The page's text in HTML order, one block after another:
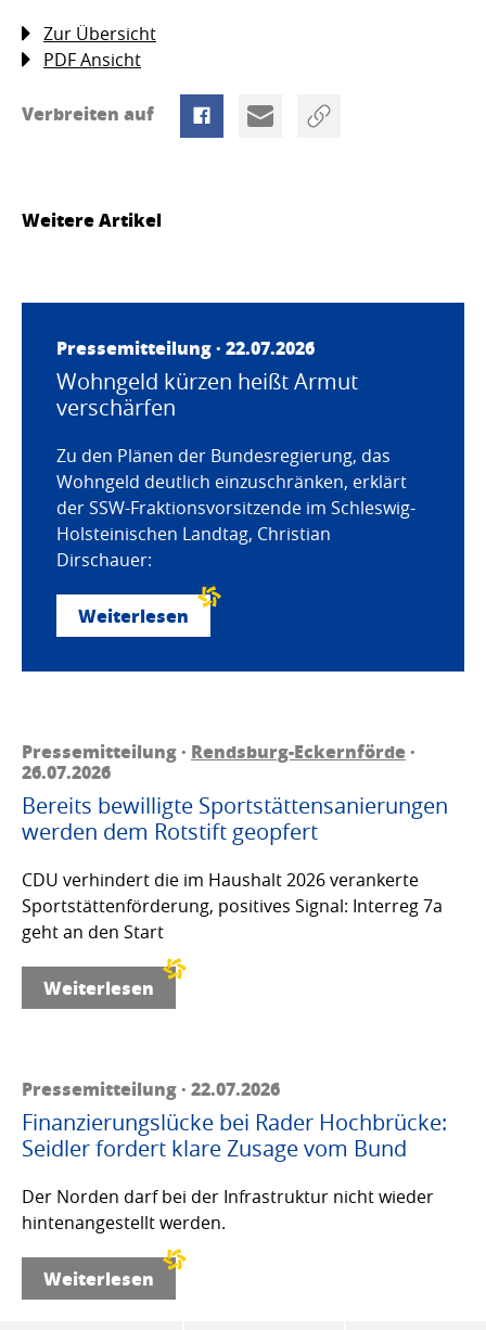
Zur Übersicht
PDF Ansicht
Verbreiten auf
Weitere Artikel
Pressemitteilung · 22.07.2026
Wohngeld kürzen heißt Armut
verschärfen
Zu den Plänen der Bundesregierung, das
Wohngeld deutlich einzuschränken, erklärt
der SSW-Fraktionsvorsitzende im Schleswig-
Holsteinischen Landtag, Christian
Dirschauer:
Weiterlesen
Pressemitteilung · Rendsburg-Eckernförde·
26.07.2026
Bereits bewilligte Sportstättensanierungen
werden dem Rotstift geopfert
CDU verhindert die im Haushalt 2026 verankerte
Sportstättenförderung, positives Signal: Interreg 7a
geht an den Start
Weiterlesen
Pressemitteilung · 22.07.2026
Finanzierungslücke bei Rader Hochbrücke:
Seidler fordert klare Zusage vom Bund
Der Norden darf bei der Infrastruktur nicht wieder
hintenangestellt werden.
Weiterlesen